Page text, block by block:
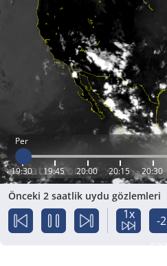
Per
19:30 19:45 20:00 20:15 20:30
Önceki 2 saatlik uydu gözlemleri
1x
-2